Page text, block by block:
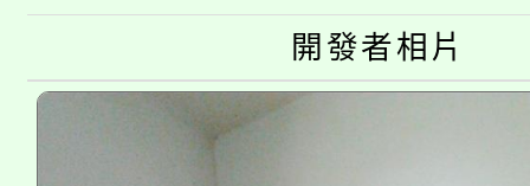
半價優惠，詳情可洽有
者。
份教師研習
淨零綠生活教案入校路
115年食農教育專業人
開發者相片